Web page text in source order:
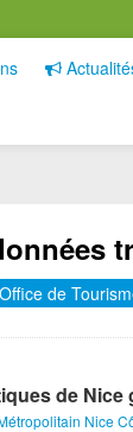
Office de
de Nice
Nice